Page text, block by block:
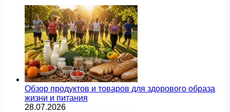
Обзор продуктов и товаров для здорового образа
жизни и питания
28.07.2026